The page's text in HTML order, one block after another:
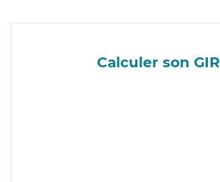
Calculer son GIR